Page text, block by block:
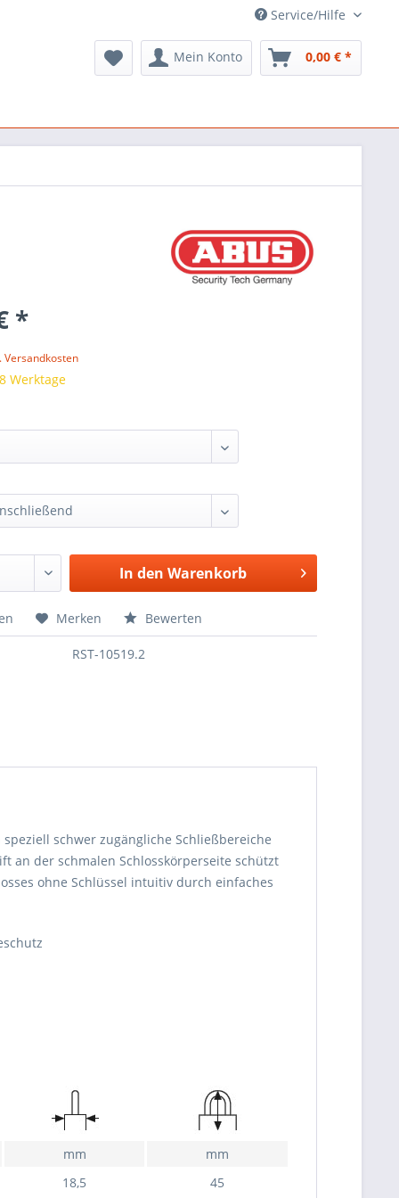
Service/Hilfe
Mein Konto 0,00 € *
*
Versandkosten
Werktage
In den Warenkorb
Merken Bewerten
RST-10519.2
schwer zugängliche Schließbereiche
an der schmalen Schlosskörperseite schützt
ohne Schlüssel intuitiv durch einfaches
mm
mm
18,5
45